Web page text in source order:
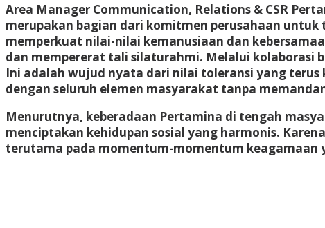
Area Manager Communication, Relations & CSR
merupakan bagian dari komitmen perusahaan
memperkuat nilai-nilai kemanusiaan dan
dan mempererat tali silaturahmi. Melalui kolaborasi
Ini adalah wujud nyata dari nilai toleransi yang
dengan seluruh elemen masyarakat tanpa
Menurutnya, keberadaan Pertamina di tengah
menciptakan kehidupan sosial yang harmonis.
terutama pada momentum-momentum keagamaan